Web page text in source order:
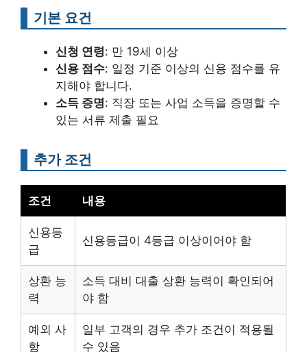
기본 요건
신청 연령: 만 19세 이상
신용 점수: 일정 기준 이상의 신용 점수를 유
지해야 합니다.
소득 증명: 직장 또는 사업 소득을 증명할 수
있는 서류 제출 필요
추가 조건
조건 내용
신용등
급
신용등급이 4등급 이상이어야 함
상환 능
력
소득 대비 대출 상환 능력이 확인되어
야 함
예외 사
항
일부 고객의 경우 추가 조건이 적용될
수 있음